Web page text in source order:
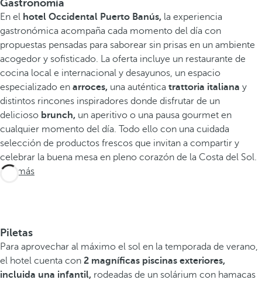
Gastronomía
En el hotel Occidental Puerto Banús, la experiencia
gastronómica acompaña cada momento del día con
propuestas pensadas para saborear sin prisas en un ambiente
acogedor y sofisticado. La oferta incluye un restaurante de
cocina local e internacional y desayunos, un espacio
especializado en arroces, una auténtica trattoria italiana y
distintos rincones inspiradores donde disfrutar de un
delicioso brunch, un aperitivo o una pausa gourmet en
cualquier momento del día. Todo ello con una cuidada
selección de productos frescos que invitan a compartir y
celebrar la buena mesa en pleno corazón de la Costa del Sol.
Ver más
Piletas
Para aprovechar al máximo el sol en la temporada de verano,
el hotel cuenta con 2 magníficas piscinas exteriores,
incluida una infantil, rodeadas de un solárium con hamacas